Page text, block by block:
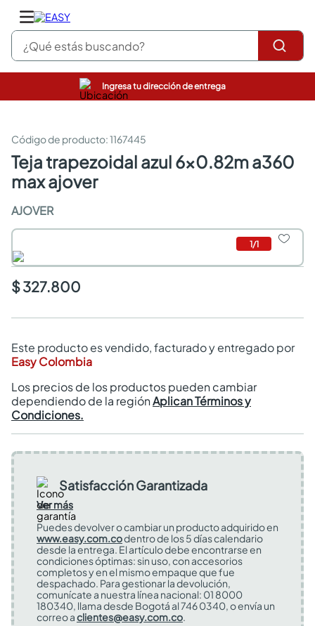
¿Qué estás buscando?
Ingresa tu dirección de entrega
:1167445
teja trapezoidal azul 6x0.82m a360
max ajover
AJOVER
1/1
$ 327.800
Este producto es vendido, facturado y entregado por
Easy Colombia
Los precios de los productos pueden cambiar
dependiendo de la regiónAplican Términos y
Condiciones.
Satisfacción Garantizada
Ver más
Puedes devolver o cambiar un producto adquirido en
www.easy.com.codentro de los 5 días calendario
desde la entrega. El artículo debe encontrarse en
condiciones óptimas: sin uso, con accesorios
completos y en el mismo empaque que fue
despachado. Para gestionar la devolución,
comunícate a nuestra línea nacional: 01 8000
180340, llama desde Bogotá al 746 0340, o envía un
correo aclientes@easy.com.co.
pinturas
sanitarios
comedor
escritorio
comedores
armarios closet